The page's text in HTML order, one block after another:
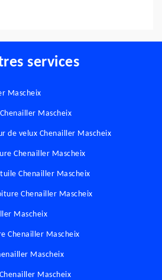
services
Mascheix
Mascheix
de velux Chenailler Mascheix
Chenailler Mascheix
Chenailler Mascheix
Chenailler Mascheix
Mascheix
Chenailler Mascheix
Mascheix
Mascheix